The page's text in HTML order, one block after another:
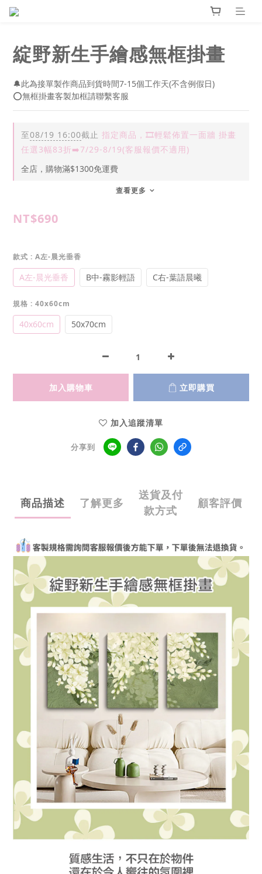
綻野新生手繪感無框掛畫
🔔此為接單製作商品到貨時間7-15個工作天(不含例假日)
⭕無框掛畫客製加框請聯繫客服
至08/19 16:00截止 指定商品，🎞️輕鬆佈置一面牆 掛畫
任選3幅83折➡️7/29-8/19(客服報價不適用)
全店，購物滿$1300免運費
查看更多
NT$690
款式 : A左-晨光垂香
A左-晨光垂香 B中-霧影輕語 C右-葉語晨曦
規格 : 40x60cm
40x60cm 50x70cm
加入購物車 立即購買
加入追蹤清單
分享到
商品描述 了解更多
送貨及付
款方式
顧客評價